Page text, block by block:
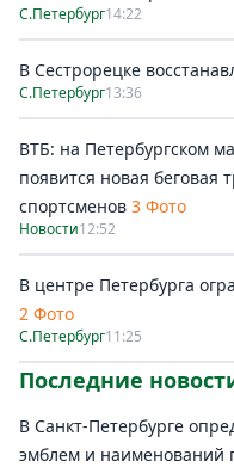
С.Петербург14:22
В Сестрорецке
С.Петербург13:36
ВТБ: на Петербургском
появится новая беговая
спортсменов 3 Фото
Новости12:52
В центре Петербурга
2 Фото
С.Петербург11:25
Последние
В Санкт-Петербурге
эмблем и наименований